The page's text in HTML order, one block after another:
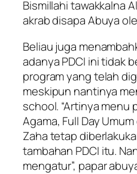
Bismillahi tawakkalna
akrab disapa Abuya
Beliau juga
adanya PDCI ini tidak
program yang telah
meskipun nantinya
school. “Artinya menu
Agama, Full Day
Zaha tetap
tambahan PDCI itu.
mengatur”, papar